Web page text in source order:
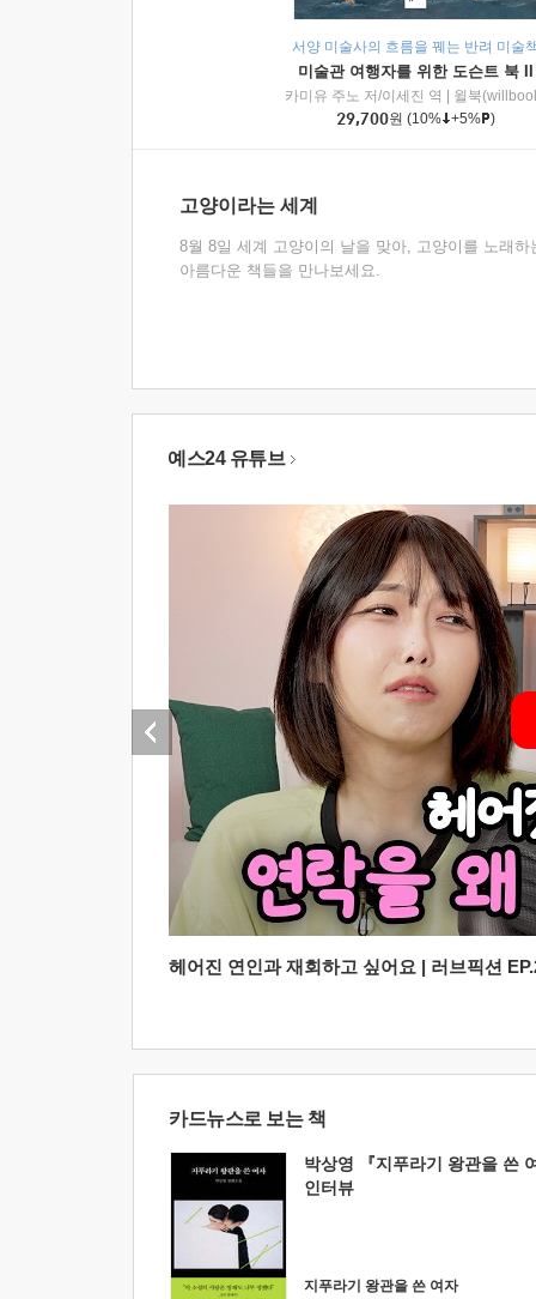
서양 미술사의 흐름을 꿰는 반려 미술
미술관 여행자를 위한 도슨트 북 II
카미유 주노 저/이세진 역
윌북
29,700원 (10% +5% )
고양이라는 세계
8월 8일 세계 고양이의 날을 맞아, 고양이를 노래하
아름다운 책들을 만나보세요.
예스24 유튜브
헤어진 연인과 재회하고 싶어요 | 러브픽션
카드뉴스로 보는 책
박상영 『지푸라기 왕관을 쓴
인터뷰
지푸라기 왕관을 쓴 여자